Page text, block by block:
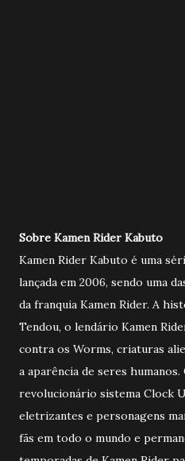
Sobre Kamen Rider Kabuto
Kamen Rider Kabuto é uma
lançada em 2006, sendo uma
da franquia Kamen Rider. A
Tendou, o lendário Kamen
contra os Worms, criaturas
a aparência de seres
revolucionário sistema Clock
eletrizantes e personagens
fãs em todo o mundo e